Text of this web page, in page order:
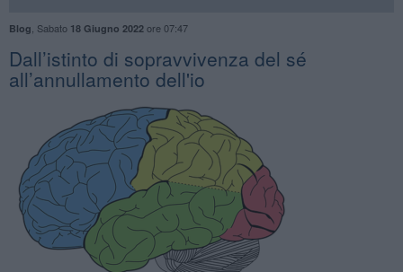
Blog Sabato 18 Giugno 2022ore 07:47
​Dall’istinto di sopravvivenza del sé
all’annullamento dell'io